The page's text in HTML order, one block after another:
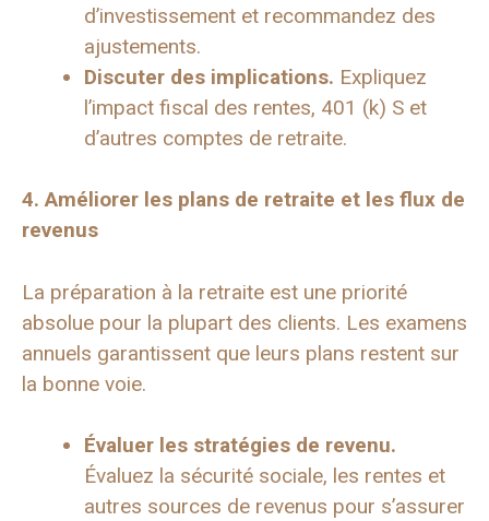
d’investissement et recommandez des
ajustements.
Discuter des implications. Expliquez
l’impact fiscal des rentes, 401 (k) S et
d’autres comptes de retraite.
4. Améliorer les plans de retraite et les flux de
revenus
La préparation à la retraite est une priorité
absolue pour la plupart des clients. Les examens
annuels garantissent que leurs plans restent sur
la bonne voie.
Évaluer les stratégies de revenu.
Évaluez la sécurité sociale, les rentes et
autres sources de revenus pour s’assurer